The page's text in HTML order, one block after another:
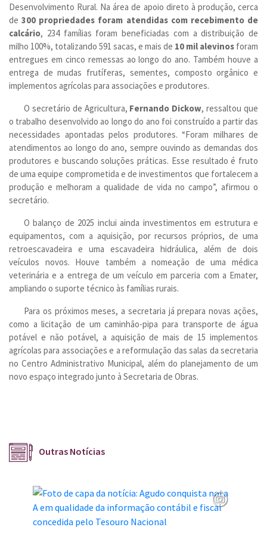
Desenvolvimento Rural. Na área de apoio direto à produção, cerca
de300 propriedades foram atendidas com recebimento de
calcário, 234 famílias foram beneficiadas com a distribuição de
milho 100%, totalizando 591 sacas, e mais de 10 mil alevinos foram
entregues em cinco remessas ao longo do ano. Também houve a
entrega de mudas frutíferas, sementes, composto orgânico e
implementos agrícolas para associações e produtores.
O secretário de Agricultura, Fernando Dickow, ressaltou que
o trabalho desenvolvido ao longo do ano foi construído a partir das
necessidades apontadas pelos produtores. “Foram milhares de
atendimentos ao longo do ano, sempre ouvindo as demandas dos
produtores e buscando soluções práticas. Esse resultado é fruto
de uma equipe comprometida e de investimentos que fortalecem a
produção e melhoram a qualidade de vida no campo”, afirmou o
secretário.
O balanço de 2025 inclui ainda investimentos em estrutura e
equipamentos, com a aquisição, por recursos próprios, de uma
retroescavadeira e uma escavadeira hidráulica, além de dois
veículos novos. Houve também a nomeação de uma médica
veterinária e a entrega de um veículo em parceria com a Emater,
ampliando o suporte técnico às famílias rurais.
Para os próximos meses, a secretaria já prepara novas ações,
como a licitação de um caminhão-pipa para transporte de água
potável e não potável, a aquisição de mais de 15 implementos
agrícolas para associações e a reformulação das salas da secretaria
no Centro Administrativo Municipal, além do planejamento de um
novo espaço integrado junto à Secretaria de Obras.
Outras Notícias